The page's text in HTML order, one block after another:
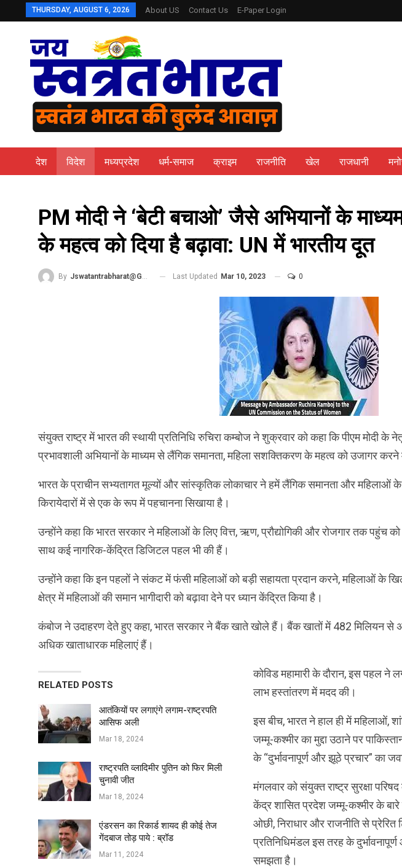
THURSDAY, AUGUST 6, 2026 About US Contact Us E-Paper Login
देश विदेश मध्यप्रदेश धर्म-समाज क्राइम राजनीति खेल राजधानी
PM मोदी ने ‘बेटी बचाओ’ जैसे अभियानों के
के महत्व को दिया है बढ़ावा: UN में भारतीय दूत
By Jswatantrabharat@gmail.com Last Updated Mar 10, 2023 0
संयुक्त राष्ट्र में भारत की स्थायी प्रतिनिधि रुचिरा कम्बोज ने शुक्रवार को कहा कि पीएम मोदी के
प्रभावशाली अभियानों के माध्यम से लैंगिक समानता, महिला सशक्तिकरण के महत्व को उजागर करने
भारत के प्राचीन सभ्यतागत मूल्यों और सांस्कृतिक लोकाचार ने हमें लैंगिक समानता और
किरायेदारों में से एक के रूप में पहचानना सिखाया है।
उन्होंने कहा कि भारत सरकार ने महिलाओं के लिए वित्त, ऋण, प्रौद्योगिकी और रोजगार तक पहुंच
साथ कई नागरिक-केंद्रित डिजिटल पहल भी की हैं।
उन्होंने कहा कि इन पहलों ने संकट में फंसी महिलाओं को बड़ी सहायता प्रदान करने, महिलाओं के
क्षेत्र में महिलाओं की समान भागीदारी को बढ़ावा देने पर ध्यान केंद्रित किया है।
कंबोज ने उदाहरण देते हुए कहा, भारत सरकार ने बैंक खाते खोले हैं। बैंक खातों में 482 मिलियन
अधिक खाताधारक महिलाएं हैं।
RELATED POSTS
आतंकियों पर लगाएंगे लगाम-राष्ट्रपति
आसिफ अली
Mar 18, 2024
राष्ट्रपति व्लादिमीर पुतिन को फिर मिली
चुनावी जीत
Mar 18, 2024
एंडरसन का रिकार्ड शायद ही कोई तेज
गेंदबाज तोड़ पाये : ब्रॉड
Mar 11, 2024
कोविड महामारी के दौरान, इस पहल ने
लाभ हस्तांतरण में मदद की।
इस बीच, भारत ने हाल ही में महिलाओं,
जम्मू-कश्मीर का मुद्दा उठाने पर
के “दुर्भावनापूर्ण और झूठे प्रचार” का
मंगलवार को संयुक्त राष्ट्र सुरक्षा
केंद्र शासित प्रदेश जम्मू-कश्मीर के बारे
ओछी, निराधार और राजनीति से प्रेरित
प्रतिनिधिमंडल इस तरह के
समझता है।